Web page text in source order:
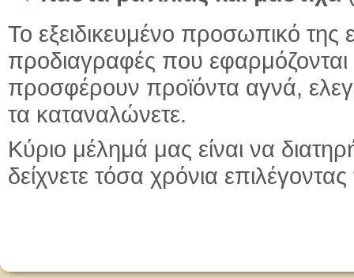
Το εξειδικευμένο προσωπικό της
προδιαγραφές που
προσφέρουν προϊόντα αγνά,
τα καταναλώνετε.
Κύριο μέλημά μας είναι να
δείχνετε τόσα χρόνια